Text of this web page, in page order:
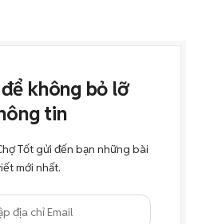
không bỏ lỡ
tin
Tốt gửi đến bạn những bài
mới nhất.